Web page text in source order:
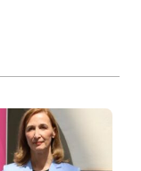
Kolar,